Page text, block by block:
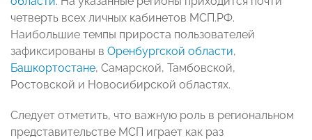
четверть всех личных кабинетов МСП.РФ.
Наибольшие темпы прироста пользователей
зафиксированы в Оренбургской области,
Башкортостане, Самарской, Тамбовской,
Ростовской и Новосибирской областях.
Следует отметить, что важную роль в региональном
представительстве МСП играет как раз